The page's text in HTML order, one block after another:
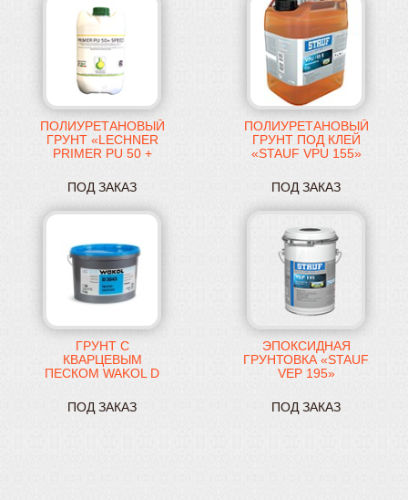
ПОЛИУРЕТАНОВЫЙ
ГРУНТ «LECHNER
PRIMER PU 50 +
ПОД ЗАКАЗ
ПОЛИУРЕТАНОВЫЙ
ГРУНТ ПОД КЛЕЙ
«STAUF VPU 155»
ПОД ЗАКАЗ
ГРУНТ С
КВАРЦЕВЫМ
ПЕСКОМ WAKOL D
ПОД ЗАКАЗ
ЭПОКСИДНАЯ
ГРУНТОВКА «STAUF
VEP 195»
ПОД ЗАКАЗ